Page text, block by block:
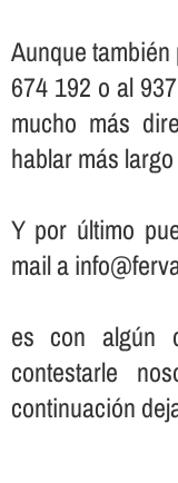
Aunque
674 192 o al
mucho más
hablar más
Y por último
mail a
es con algún
contestarle
continuación